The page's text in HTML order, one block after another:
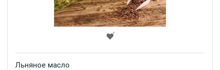
Льняное масло